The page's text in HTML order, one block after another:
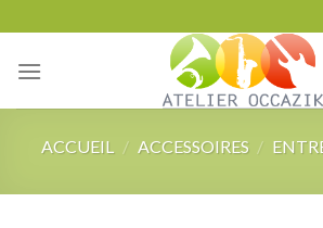
to
content
ACCUEIL / ACCESSOIRES /